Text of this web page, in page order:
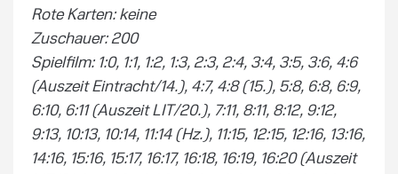
Rote Karten: keine
Zuschauer: 200
Spielfilm: 1:0, 1:1, 1:2, 1:3, 2:3, 2:4, 3:4, 3:5, 3:6, 4:6
(Auszeit Eintracht/14.), 4:7, 4:8 (15.), 5:8, 6:8, 6:9,
6:10, 6:11 (Auszeit LIT/20.), 7:11, 8:11, 8:12, 9:12,
9:13, 10:13, 10:14, 11:14 (Hz.), 11:15, 12:15, 12:16, 13:16,
14:16, 15:16, 15:17, 16:17, 16:18, 16:19, 16:20 (Auszeit